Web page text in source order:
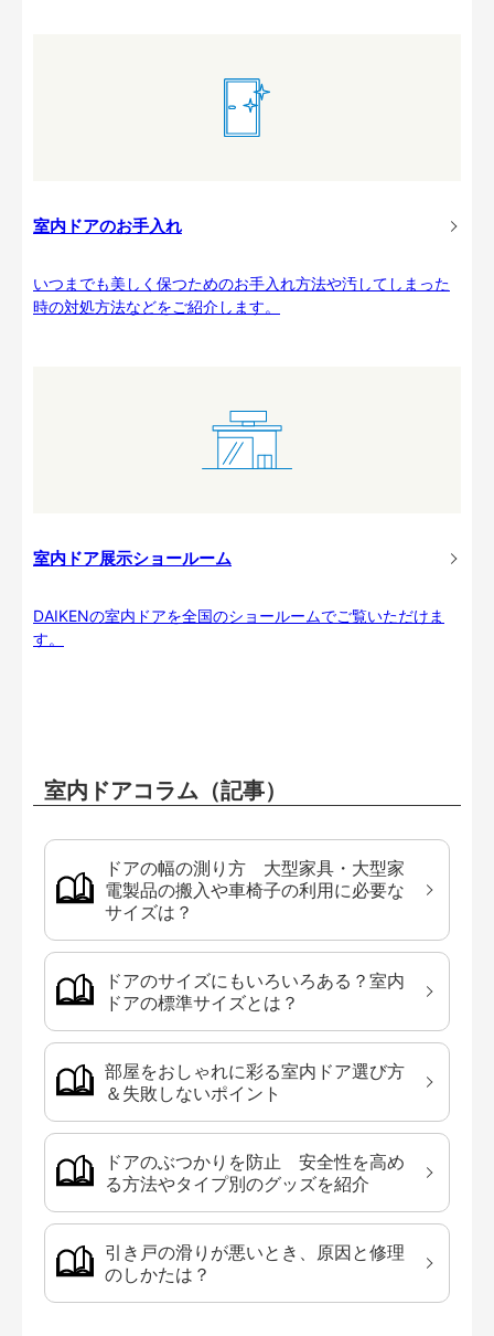
室内ドアのお手入れ
いつまでも美しく保つためのお手入れ方法や汚してしまった
時の対処方法などをご紹介します。
室内ドア展示ショールーム
DAIKENの室内ドアを全国のショールームでご覧いただけま
す。
室内ドアコラム（記事）
ドアの幅の測り方 大型家具・大型家
電製品の搬入や車椅子の利用に必要な
サイズは？
ドアのサイズにもいろいろある？室内
ドアの標準サイズとは？
部屋をおしゃれに彩る室内ドア選び方
＆失敗しないポイント
ドアのぶつかりを防止 安全性を高め
る方法やタイプ別のグッズを紹介
引き戸の滑りが悪いとき、原因と修理
のしかたは？